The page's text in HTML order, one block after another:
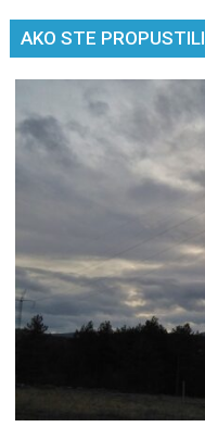
AKO STE PROPUSTILI